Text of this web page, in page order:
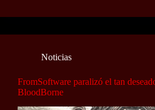
Noticias
FromSoftware paralizó el tan
BloodBorne